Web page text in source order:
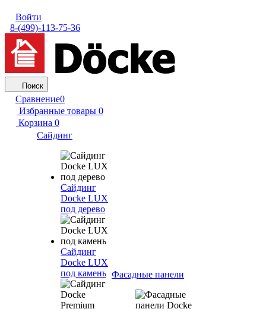
Войти
8-(499)-113-75-36
Поиск
Сравнение0
Избранные товары 0
Корзина 0
Сайдинг
Сайдинг
Docke LUX
под дерево
Сайдинг
Docke LUX
под камень Фасадные панели